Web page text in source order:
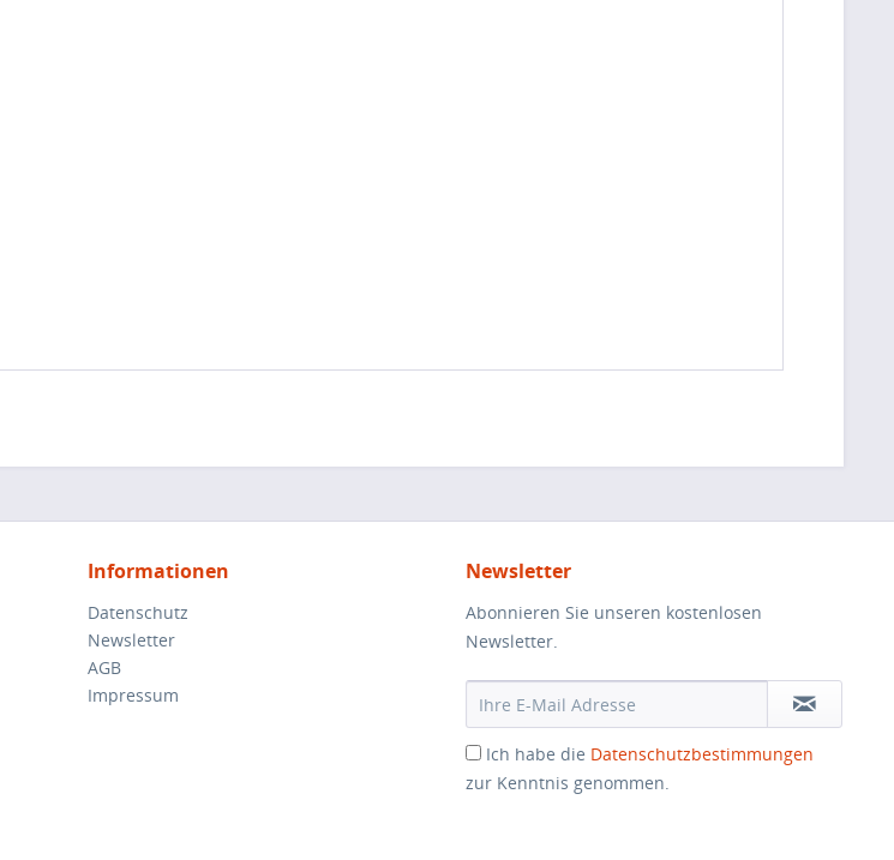
Informationen
Datenschutz
Newsletter
AGB
Impressum
Newsletter
Abonnieren Sie unseren kostenlosen
Newsletter.
Ich habe die Datenschutzbestimmungen
zur Kenntnis genommen.